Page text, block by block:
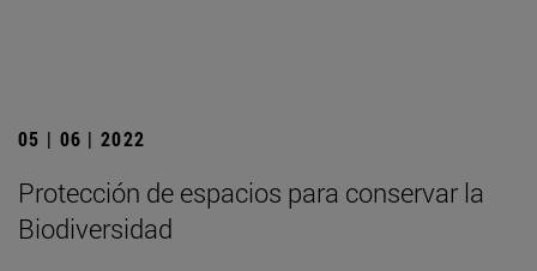
05 | 06 | 2022
Protección de espacios para conservar la
Biodiversidad